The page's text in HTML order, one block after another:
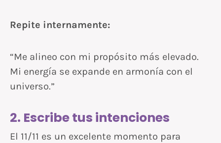
Repite internamente:
“Me alineo con mi propósito más elevado.
Mi energía se expande en armonía con el
universo.”
2. Escribe tus intenciones
El 11/11 es un excelente momento para